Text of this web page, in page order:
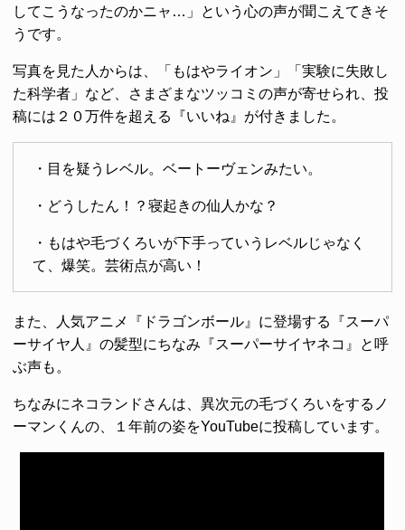
してこうなったのかニャ…」という心の声が聞こえてきそ
うです。
写真を見た人からは、「もはやライオン」「実験に失敗し
た科学者」など、さまざまなツッコミの声が寄せられ、投
稿には２０万件を超える『いいね』が付きました。
・目を疑うレベル。ベートーヴェンみたい。
・どうしたん！？寝起きの仙人かな？
・もはや毛づくろいが下手っていうレベルじゃなく
て、爆笑。芸術点が高い！
また、人気アニメ『ドラゴンボール』に登場する『スーパ
ーサイヤ人』の髪型にちなみ『スーパーサイヤネコ』と呼
ぶ声も。
ちなみにネコランドさんは、異次元の毛づくろいをするノ
ーマンくんの、１年前の姿をYouTubeに投稿しています。